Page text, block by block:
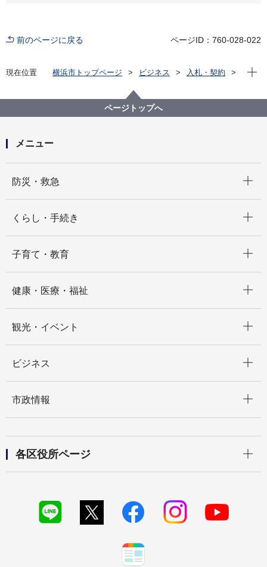
前のページに戻る ページID：760-028-022
現在位置 横浜市トップページ ビジネス
入札・契約
【入札結果公表】横浜市立脳卒中・神経脊椎センター
職員宿舎浴室内換気扇更新委託
現在
ページトップへ
メニュー
防災・救急
くらし・手続き
子育て・教育
健康・医療・福祉
観光・イベント
ビジネス
市政情報
各区役所ページ